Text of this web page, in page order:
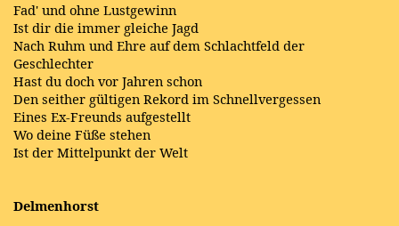
Fad' und ohne Lustgewinn
Ist dir die immer gleiche Jagd
Nach Ruhm und Ehre auf dem Schlachtfeld der
Geschlechter
Hast du doch vor Jahren schon
Den seither gültigen Rekord im Schnellvergessen
Eines Ex-Freunds aufgestellt
Wo deine Füße stehen
Ist der Mittelpunkt der Welt
Delmenhorst